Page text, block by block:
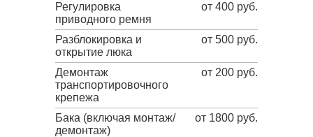
Регулировка
приводного ремня
от 400 руб.
Разблокировка и
открытие люка
от 500 руб.
Демонтаж
транспортировочного
крепежа
от 200 руб.
Бака (включая монтаж/
демонтаж)
от 1800 руб.